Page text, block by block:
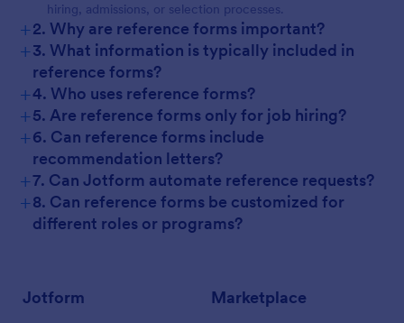
hiring, admissions, or selection processes.
+2. Why are reference forms important?
+3. What information is typically included in
reference forms?
+4. Who uses reference forms?
+5. Are reference forms only for job hiring?
+6. Can reference forms include
recommendation letters?
+7. Can Jotform automate reference requests?
+8. Can reference forms be customized for
different roles or programs?
Jotform Marketplace